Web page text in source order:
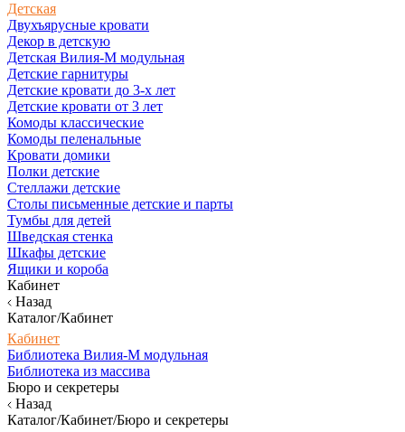
Детская
Двухъярусные кровати
Декор в детскую
Детская Вилия-М модульная
Детские гарнитуры
Детские кровати до 3-х лет
Детские кровати от 3 лет
Комоды классические
Комоды пеленальные
Кровати домики
Полки детские
Стеллажи детские
Столы письменные детские и парты
Тумбы для детей
Шведская стенка
Шкафы детские
Ящики и короба
Кабинет
Назад
Каталог/Кабинет
Кабинет
Библиотека Вилия-М модульная
Библиотека из массива
Бюро и секретеры
Назад
Каталог/Кабинет/Бюро и секретеры